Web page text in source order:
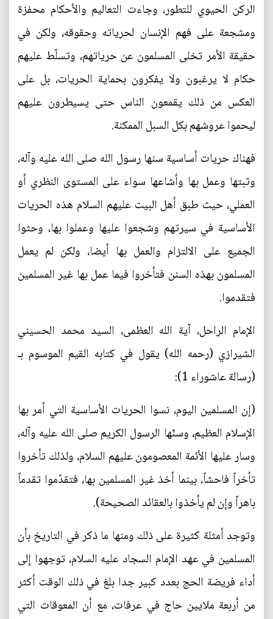
الركن الحيوي للتطور، وجاءت التعاليم والأحكام محفزة
ومشجعة على فهم الإنسان لحرياته وحقوقه، ولكن في
حقيقة الأمر تخلى المسلمون عن حرياتهم، وتسلّط عليهم
حكام لا يرغبون ولا يفكرون بحماية الحريات، بل على
العكس من ذلك يقمعون الناس حتى يسيطرون عليهم
ليحموا عروشهم بكل السبل الممكنة.
فهناك حريات أساسية سنها رسول الله صلى الله عليه وآله،
وثبتها وعمل بها وأشاعها سواء على المستوى النظري أو
العملي، حيث طبق أهل البيت عليهم السلام هذه الحريات
الأساسية في سيرتهم وشجعوا عليها وعملوا بها، وحثوا
الجميع على الالتزام والعمل بها أيضا، ولكن لم يعمل
المسلمون بهذه السنن فتأخروا فيما عمل بها غير المسلمين
فتقدموا.
الإمام الراحل، آية الله العظمى، السيد محمد الحسيني
الشيرازي (رحمه الله) يقول في كتابه القيم الموسوم بـ
(رسالة عاشوراء 1):
(إن المسلمين اليوم، نسوا الحريات الأساسية التي أمر بها
الإسلام العظيم، وسنّها الرسول الكريم صلى الله عليه وآله،
وسار عليها الأئمة المعصومون عليهم السلام، ولذلك تأخروا
تأخراً فاحشاً، بينما أخذ غير المسلمين بها، فتقدّموا تقدماً
باهراً وإن لم يأخذوا بالعقائد الصحيحة).
وتوجد أمثلة كثيرة على ذلك ومنها ما ذكر في التاريخ بأن
المسلمين في عهد الإمام السجاد عليه السلام، توجهوا إلى
أداء فريضة الحج بعدد كبير جدا بلغ في ذلك الوقت أكثر
من أربعة ملايين حاج في عرفات، مع أن المعوقات التي